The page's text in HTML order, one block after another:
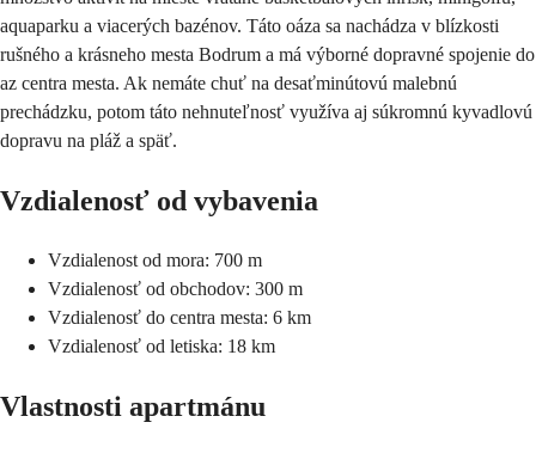
aquaparku a viacerých bazénov. Táto oáza sa nachádza v blízkosti
rušného a krásneho mesta Bodrum a má výborné dopravné spojenie do
az centra mesta. Ak nemáte chuť na desaťminútovú malebnú
prechádzku, potom táto nehnuteľnosť využíva aj súkromnú kyvadlovú
dopravu na pláž a späť.
Vzdialenosť od vybavenia
Vzdialenost od mora: 700 m
Vzdialenosť od obchodov: 300 m
Vzdialenosť do centra mesta: 6 km
Vzdialenosť od letiska: 18 km
Vlastnosti apartmánu